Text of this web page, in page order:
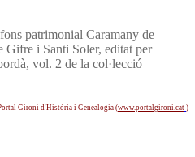
patrimonial Caramany de
i Santi Soler, editat per
vol. 2 de la col·lecció
Gironí­ d'Història i Genealogia (www.portalgironi.cat )